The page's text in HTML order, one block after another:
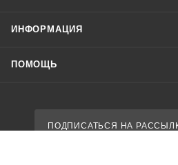
ИНФОРМАЦИЯ
ПОМОЩЬ
ПОДПИСАТЬСЯ НА